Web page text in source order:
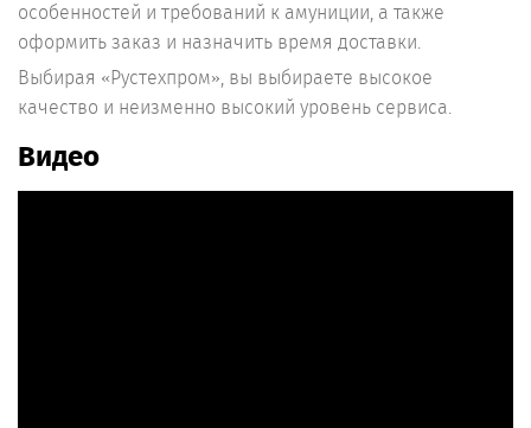
особенностей и требований к амуниции, а также
оформить заказ и назначить время доставки.
Выбирая «Рустехпром», вы выбираете высокое
качество и неизменно высокий уровень сервиса.
Видео